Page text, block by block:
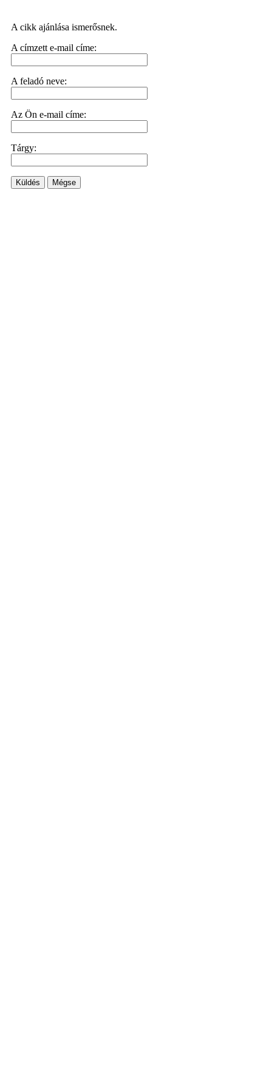
A cikk ajánlása ismerősnek.
A címzett e-mail címe:
A feladó neve:
Az Ön e-mail címe:
Tárgy:
Küldés Mégse